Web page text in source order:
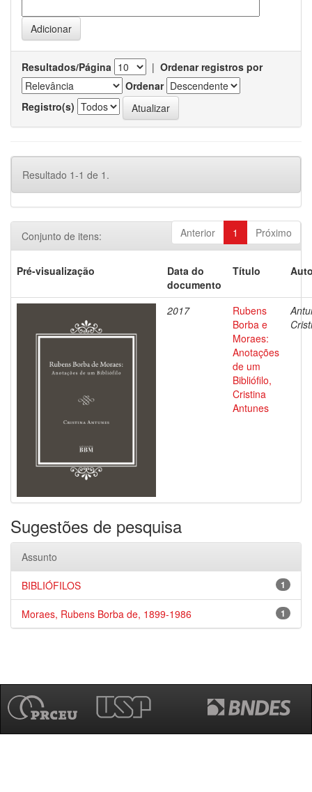
Resultados/Página | Ordenar registros por
Ordenar
Registro(s)
Resultado 1-1 de 1.
Anterior 1 Próximo
Conjunto de itens:
Pré-visualização
Data do
documento
Título
2017
Rubens
Borba e
Moraes:
Anotações
de um
Bibliófilo,
Cristina
Antunes
Sugestões de pesquisa
Assunto
1
BIBLIÓFILOS
1
Moraes, Rubens Borba de, 1899-1986